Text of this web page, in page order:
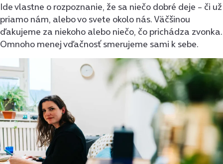
Ide vlastne o rozpoznanie, že sa niečo dobré deje – či už
priamo nám, alebo vo svete okolo nás. Väčšinou
ďakujeme za niekoho alebo niečo, čo prichádza zvonka.
Omnoho menej vďačnosť smerujeme sami k sebe.